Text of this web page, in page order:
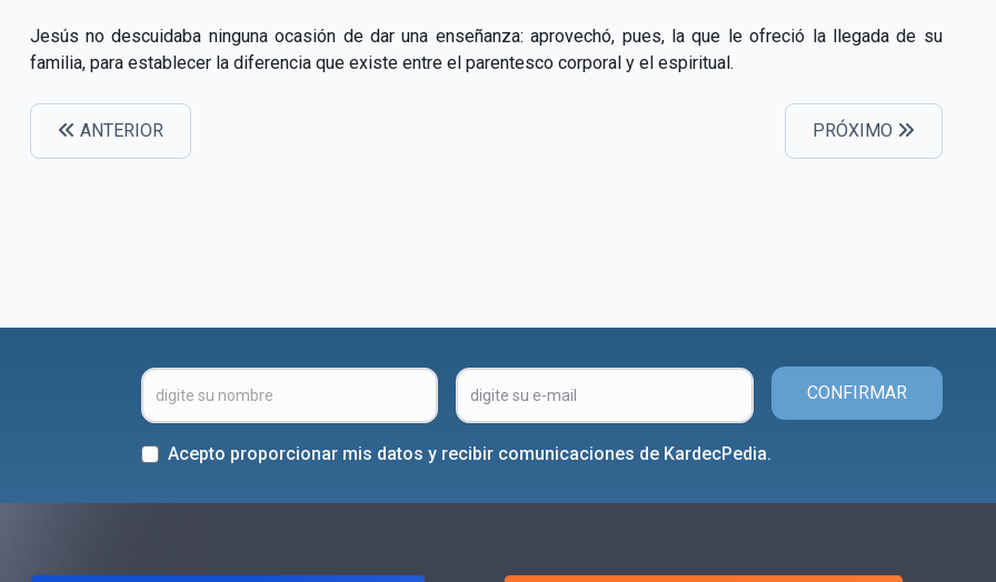
Jesús no descuidaba ninguna ocasión de dar una enseñanza: aprovechó, pues, la que le ofreció la llegada de su
familia, para establecer la diferencia que existe entre el parentesco corporal y el espiritual.
ANTERIOR PRÓXIMO
CONFIRMAR
Acepto proporcionar mis datos y recibir comunicaciones de KardecPedia.